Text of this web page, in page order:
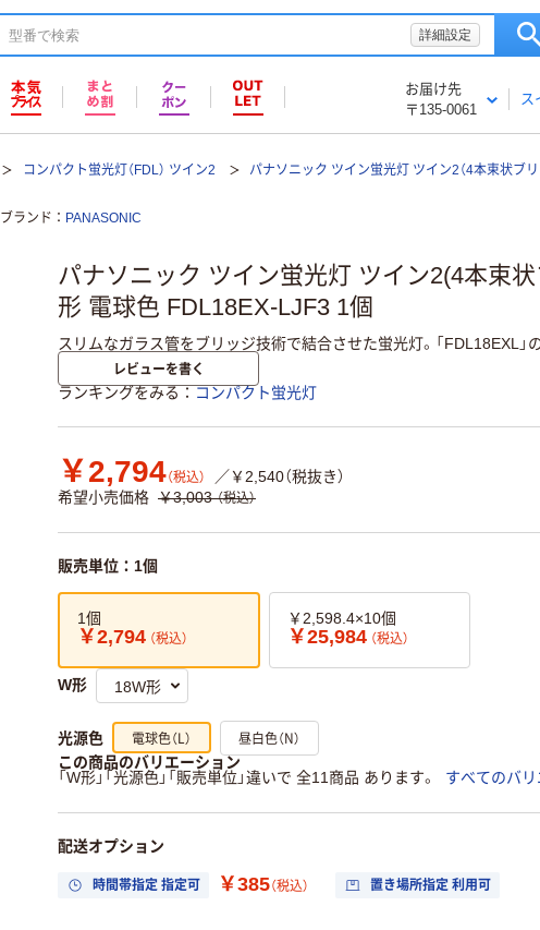
詳細設定
お届け先
〒135-0061
ス
コンパクト蛍光灯（FDL） ツイン2 パナソニック ツイン蛍光灯 ツイン2（4本束状ブリ
ブランド PANASONIC
パナソニック ツイン蛍光灯 ツイン2(4本束
形 電球色 FDL18EX-LJF3 1個
スリムなガラス管をブリッジ技術で結合させた蛍光灯。「FDL18EXL」
レビューを書く
ランキングをみる コンパクト蛍光灯
￥2,794（税込）
／￥2,540（税抜き）
希望小売価格 ￥3,003 （税込）
販売単位：1個
1個
￥2,794 （税込）
￥2,598.4×10個
￥25,984 （税込）
W形
光源色 電球色（L） 昼白色（N）
この商品のバリエーション
「W形」「光源色」「販売単位」違いで 全11商品 あります。
すべてのバ
配送オプション
時間帯指定 指定可 ￥385（税込） 置き場所指定 利用可